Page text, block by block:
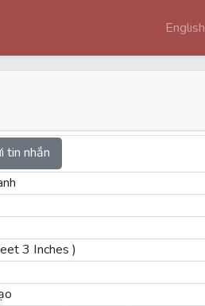
English
tin nhắn
3 Inches )